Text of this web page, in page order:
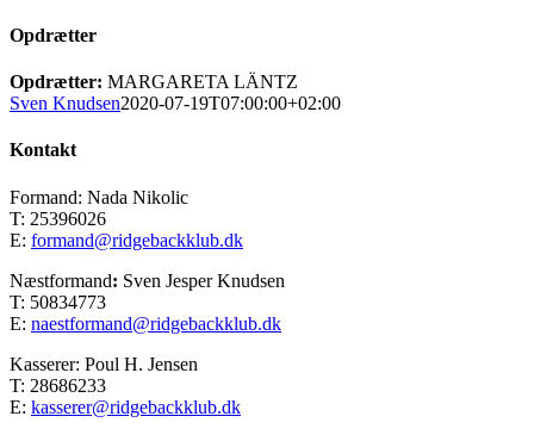
Opdrætter
Opdrætter: MARGARETA LÄNTZ
Sven Knudsen2020-07-19T07:00:00+02:00
Kontakt
Formand: Nada Nikolic
T: 25396026
E: formand@ridgebackklub.dk
Næstformand: Sven Jesper Knudsen
T: 50834773
E: naestformand@ridgebackklub.dk
Kasserer: Poul H. Jensen
T: 28686233
E: kasserer@ridgebackklub.dk